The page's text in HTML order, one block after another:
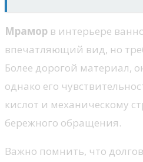
Мрамор в интерьере
впечатляющий вид, но
Более дорогой материал,
однако его
кислот и механическому
бережного обращения.
Важно помнить, что